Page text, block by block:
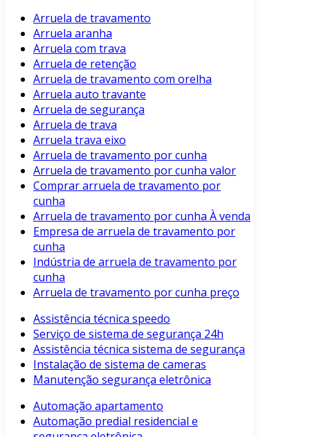
Arruela de travamento
Arruela aranha
Arruela com trava
Arruela de retenção
Arruela de travamento com orelha
Arruela auto travante
Arruela de segurança
Arruela de trava
Arruela trava eixo
Arruela de travamento por cunha
Arruela de travamento por cunha valor
Comprar arruela de travamento por
cunha
Arruela de travamento por cunha À venda
Empresa de arruela de travamento por
cunha
Indústria de arruela de travamento por
cunha
Arruela de travamento por cunha preço
Assistência técnica speedo
Serviço de sistema de segurança 24h
Assistência técnica sistema de segurança
Instalação de sistema de cameras
Manutenção segurança eletrônica
Automação apartamento
Automação predial residencial e